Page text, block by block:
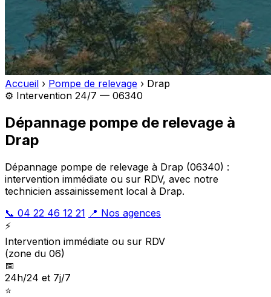
Accueil › Pompe de relevage › Drap
⚙️ Intervention 24/7 — 06340
Dépannage pompe de relevage à
Drap
Dépannage pompe de relevage à Drap (06340) :
intervention immédiate ou sur RDV, avec notre
technicien assainissement local à Drap.
📞 04 22 46 12 21 📍 Nos agences
⚡
Intervention immédiate ou sur RDV
(zone du 06)
📅
24h/24 et 7j/7
⭐